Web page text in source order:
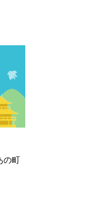
の町